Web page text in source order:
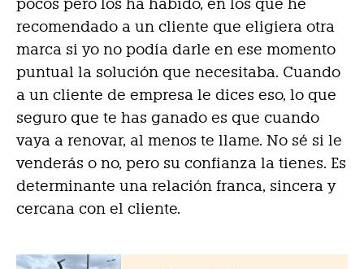
pocos pero los ha habido, en los que he
recomendado a un cliente que eligiera otra
marca si yo no podía darle en ese momento
puntual la solución que necesitaba. Cuando
a un cliente de empresa le dices eso, lo que
seguro que te has ganado es que cuando
vaya a renovar, al menos te llame. No sé si le
venderás o no, pero su confianza la tienes. Es
determinante una relación franca, sincera y
cercana con el cliente.